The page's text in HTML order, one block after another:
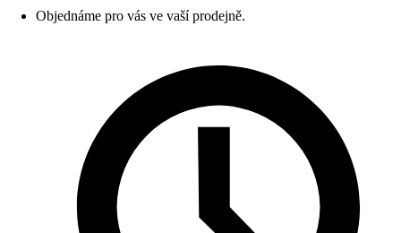
Objednáme pro vás ve vaší prodejně.